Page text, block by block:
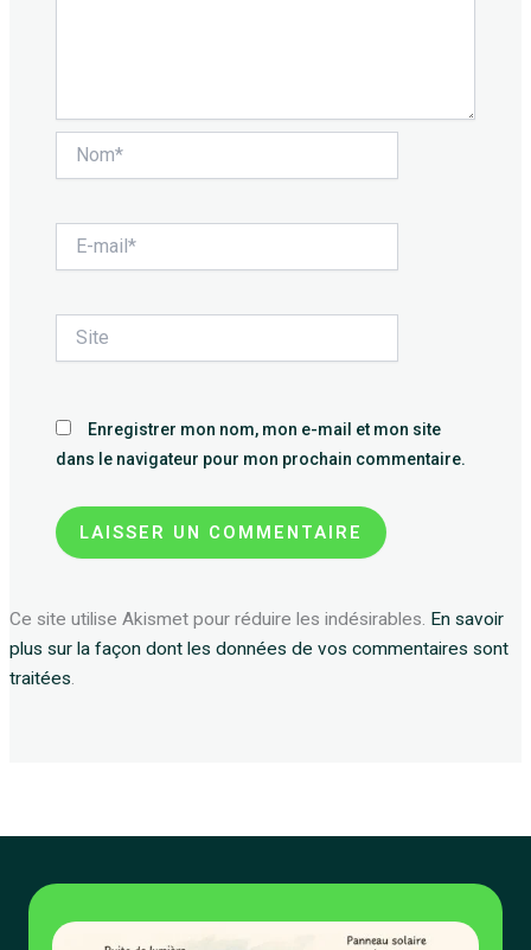
mail*
Enregistrer mon nom, mon e-mail et mon site
dans le navigateur pour mon prochain commentaire.
Ce site utilise Akismet pour réduire les indésirables. En savoir
plus sur la façon dont les données de vos commentaires sont
traitées.